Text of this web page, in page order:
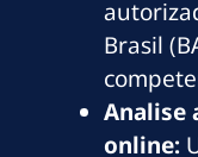
Brasil
Analise
online: